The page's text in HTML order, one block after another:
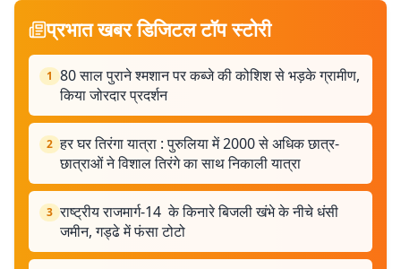
प्रभात खबर डिजिटल टॉप स्टोरी
1 80 साल पुराने श्मशान पर कब्जे की कोशिश से भड़के ग्रामीण,
किया जोरदार प्रदर्शन
2 हर घर तिरंगा यात्रा : पुरुलिया में 2000 से अधिक छात्र-
छात्राओं ने विशाल तिरंगे का साथ निकाली यात्रा
3 राष्ट्रीय राजमार्ग-14 के किनारे बिजली खंभे के नीचे धंसी
जमीन, गड्ढे में फंसा टोटो